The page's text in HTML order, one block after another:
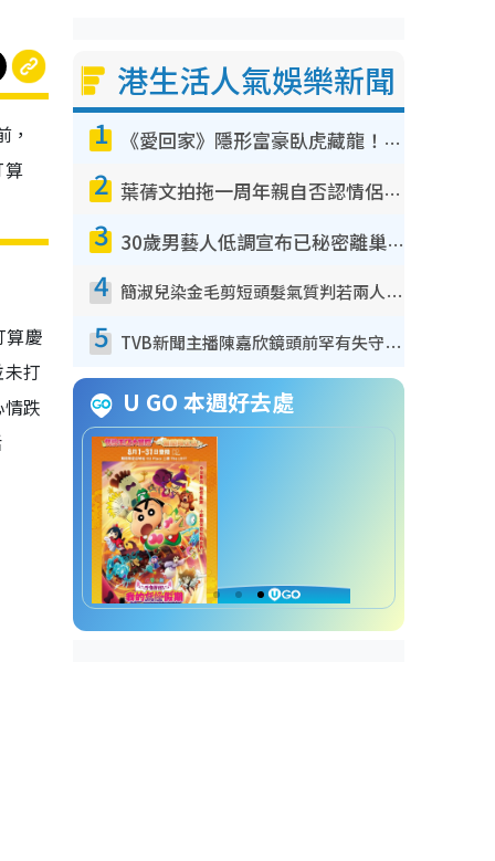
算
算慶
打
跌
港生活人氣娛樂新聞
1 《愛回家》隱形富豪臥虎藏龍！盤點12位財氣逼人的有錢藝人：呢位靚女3億身家唔憂做
2 葉蒨文拍拖一周年親自否認情侶關係？！被質疑感情造假竟稱GM「普通同事」
3 30歲男藝人低調宣布已秘密離巢！人氣急跌變失蹤人口︰「這幾年過得並不容易」
4 簡淑兒染金毛剪短頭髮氣質判若兩人！嚇壞老公麥大力都認唔出：「你做咩事？」
5 TVB新聞主播陳嘉欣鏡頭前罕有失守！遭林超英一句說話突襲嚇親當場大笑
U GO 本週好去處